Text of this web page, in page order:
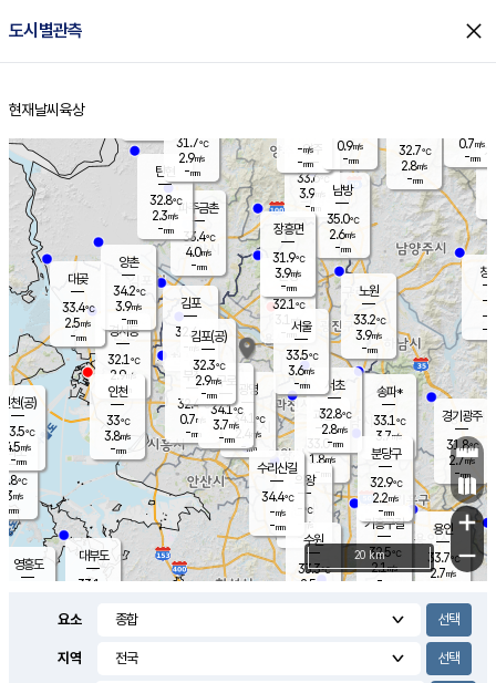
도시별관측 close
홈
현재날씨 육상
의도
℃
m/s
mm
영흥도
양주
33.6℃
3.9
-mm
과천
33.0℃
1.8m/s
- mm
용인
33.7℃
2.7m/s
경기광주
31.8℃
2.7m/s
-mm
대부도
33.1
경서동
32.1℃
2.9m/s
-mm
파주금촌
33.4℃
4.0m/s
-mm
32.7℃
2.8m/s
-mm
대곶
33.4℃
2.5m/s
-mm
창
-
-m/
-
탄현
32.8℃
2.3m/s
-mm
0.7m/s
-mm
의왕
- ℃
m/s
mm
김포
32.4℃
-m/s
mm
광명
34.1
℃
2.4 m/s
-mm
부천
32.4℃
0.7m/s
-mm
양촌
34.2℃
3.9m/s
-mm
구로
34.1℃
3.7m/s
-mm
은평
32.1℃
3.1 m/s
- mm
노원
33.2℃
3.9m/s
-mm
송파*
33.1℃
3.7m/s
-mm
서초
32.8℃
2.8m/s
-mm
남방
35.0℃
2.6m/s
-mm
기흥구갈
32.5℃
2.1m/s
-
수리산길
34.4℃
-m/s
-mm
분당구
32.9℃
2.2m/s
-mm
장흥면
31.9℃
3.9m/s
-mm
-m/s
-mm
인천(공)
33.5℃
4.5m/s
-mm
김포(공)
32.3℃
2.9m/s
-mm
수원
33.3℃
2.5 m/s
인천
33℃
3.8m/s
-mm
서울
33.5℃
3.6m/s
-mm
31.7℃
2.9m/s
-mm
0.9m/s
-mm
+
−
20 km
요소
지역